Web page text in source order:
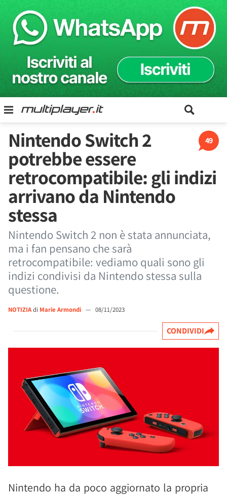
49
Nintendo Switch 2
potrebbe essere
retrocompatibile: gli indizi
arrivano da Nintendo
stessa
Nintendo Switch 2 non è stata annunciata,
ma i fan pensano che sarà
retrocompatibile: vediamo quali sono gli
indizi condivisi da Nintendo stessa sulla
questione.
NOTIZIAdi Marie Armondi — 08/11/2023
CONDIVIDI
Nintendo ha da poco aggiornato la propria